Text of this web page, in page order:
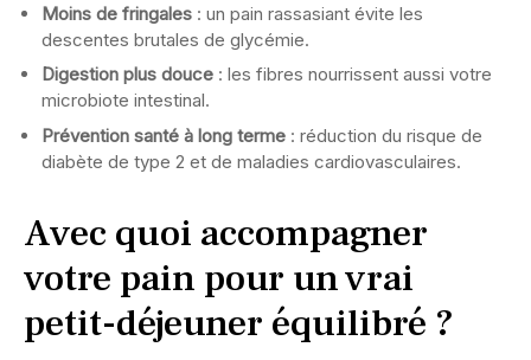
Moins de fringales : un pain rassasiant évite les
descentes brutales de glycémie.
Digestion plus douce : les fibres nourrissent aussi votre
microbiote intestinal.
Prévention santé à long terme : réduction du risque de
diabète de type 2 et de maladies cardiovasculaires.
Avec quoi accompagner
votre pain pour un vrai
petit-déjeuner équilibré ?